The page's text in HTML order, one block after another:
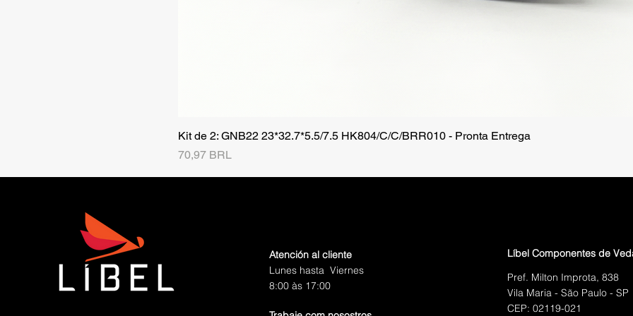
Vista rápida
Kit de 2: GNB22 23*32.7*5.5/7.5 HK804/C/C/BRR010 - Pronta Entrega
Precio
70,97 BRL
Atención al cliente
Lunes hasta Viernes
8:00 às 17:00
Líbel Componentes de
Pref. Milton Improta, 838
Vila Maria - São Paulo - SP
CEP: 02119-021